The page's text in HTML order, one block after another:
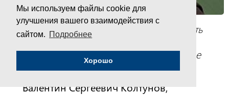
Мы используем файлы cookie для
улучшения вашего взаимодействия с
сайтом. Подробнее
Хорошо
“Хотел бы выразить свою благодарность
за то, что делает коллектив журнала
Ядерный Контроль и пожелать и дальше
высоко держать свою марку”.
Валентин Сергеевич Колтунов,